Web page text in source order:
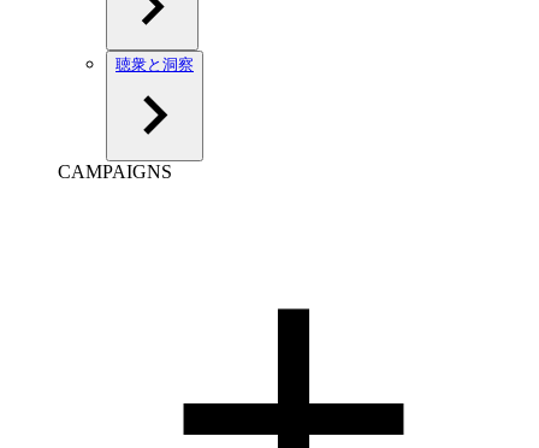
聴衆と洞察
CAMPAIGNS